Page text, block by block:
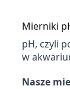
Mierniki
pH, czyli
w
Nasze